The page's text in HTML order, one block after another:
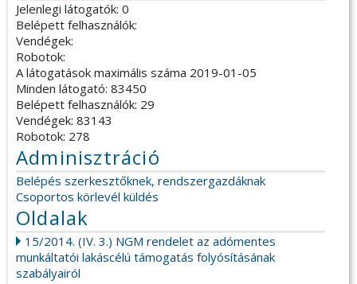
Jelenlegi látogatók: 0
Belépett felhasználók:
Vendégek:
Robotok:
A látogatások maximális száma 2019-01-05
Minden látogató: 83450
Belépett felhasználók: 29
Vendégek: 83143
Robotok: 278
Adminisztráció
Belépés szerkesztőknek, rendszergazdáknak
Csoportos körlevél küldés
Oldalak
15/2014. (IV. 3.) NGM rendelet az adómentes
munkáltatói lakáscélú támogatás folyósításának
szabályairól